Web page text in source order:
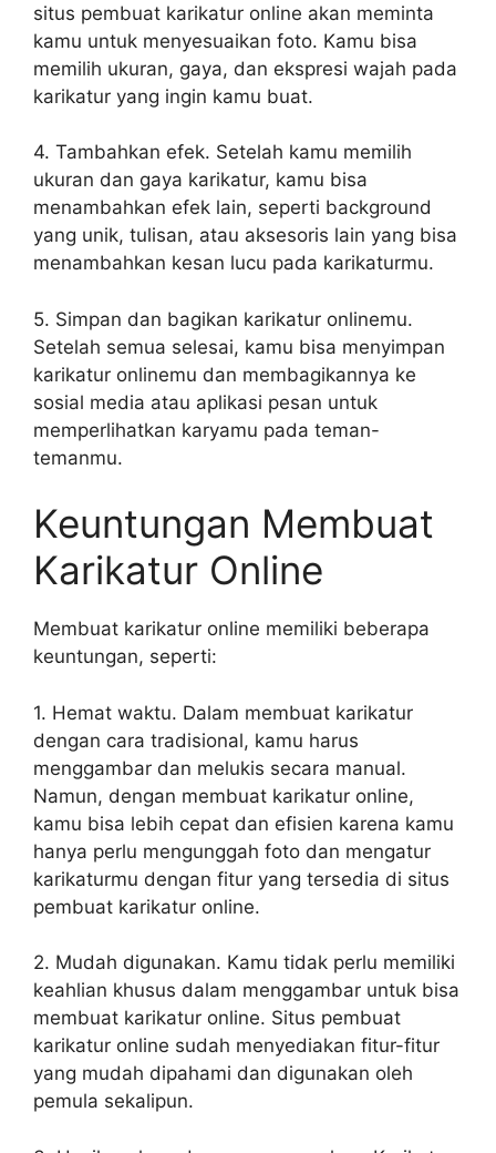
situs pembuat karikatur online akan meminta
kamu untuk menyesuaikan foto. Kamu bisa
memilih ukuran, gaya, dan ekspresi wajah pada
karikatur yang ingin kamu buat.
4. Tambahkan efek. Setelah kamu memilih
ukuran dan gaya karikatur, kamu bisa
menambahkan efek lain, seperti background
yang unik, tulisan, atau aksesoris lain yang bisa
menambahkan kesan lucu pada karikaturmu.
5. Simpan dan bagikan karikatur onlinemu.
Setelah semua selesai, kamu bisa menyimpan
karikatur onlinemu dan membagikannya ke
sosial media atau aplikasi pesan untuk
memperlihatkan karyamu pada teman-
temanmu.
Keuntungan Membuat
Karikatur Online
Membuat karikatur online memiliki beberapa
keuntungan, seperti:
1. Hemat waktu. Dalam membuat karikatur
dengan cara tradisional, kamu harus
menggambar dan melukis secara manual.
Namun, dengan membuat karikatur online,
kamu bisa lebih cepat dan efisien karena kamu
hanya perlu mengunggah foto dan mengatur
karikaturmu dengan fitur yang tersedia di situs
pembuat karikatur online.
2. Mudah digunakan. Kamu tidak perlu memiliki
keahlian khusus dalam menggambar untuk bisa
membuat karikatur online. Situs pembuat
karikatur online sudah menyediakan fitur-fitur
yang mudah dipahami dan digunakan oleh
pemula sekalipun.